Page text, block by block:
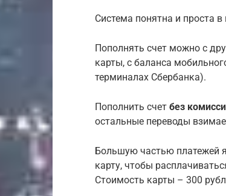
Система понятна и проста в
Пополнять счет можно с
карты, с баланса
терминалах Сбербанка).
Пополнить счет без
остальные переводы
Большую частью платежей
карту, чтобы
Стоимость карты – 300